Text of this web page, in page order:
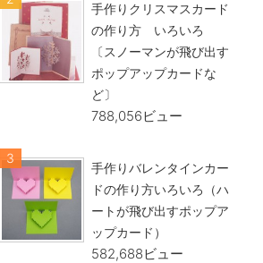
手作りクリスマスカード
の作り方 いろいろ
〔スノーマンが飛び出す
ポップアップカードな
ど〕
788,056ビュー
手作りバレンタインカー
ドの作り方いろいろ（ハ
ートが飛び出すポップア
ップカード）
582,688ビュー